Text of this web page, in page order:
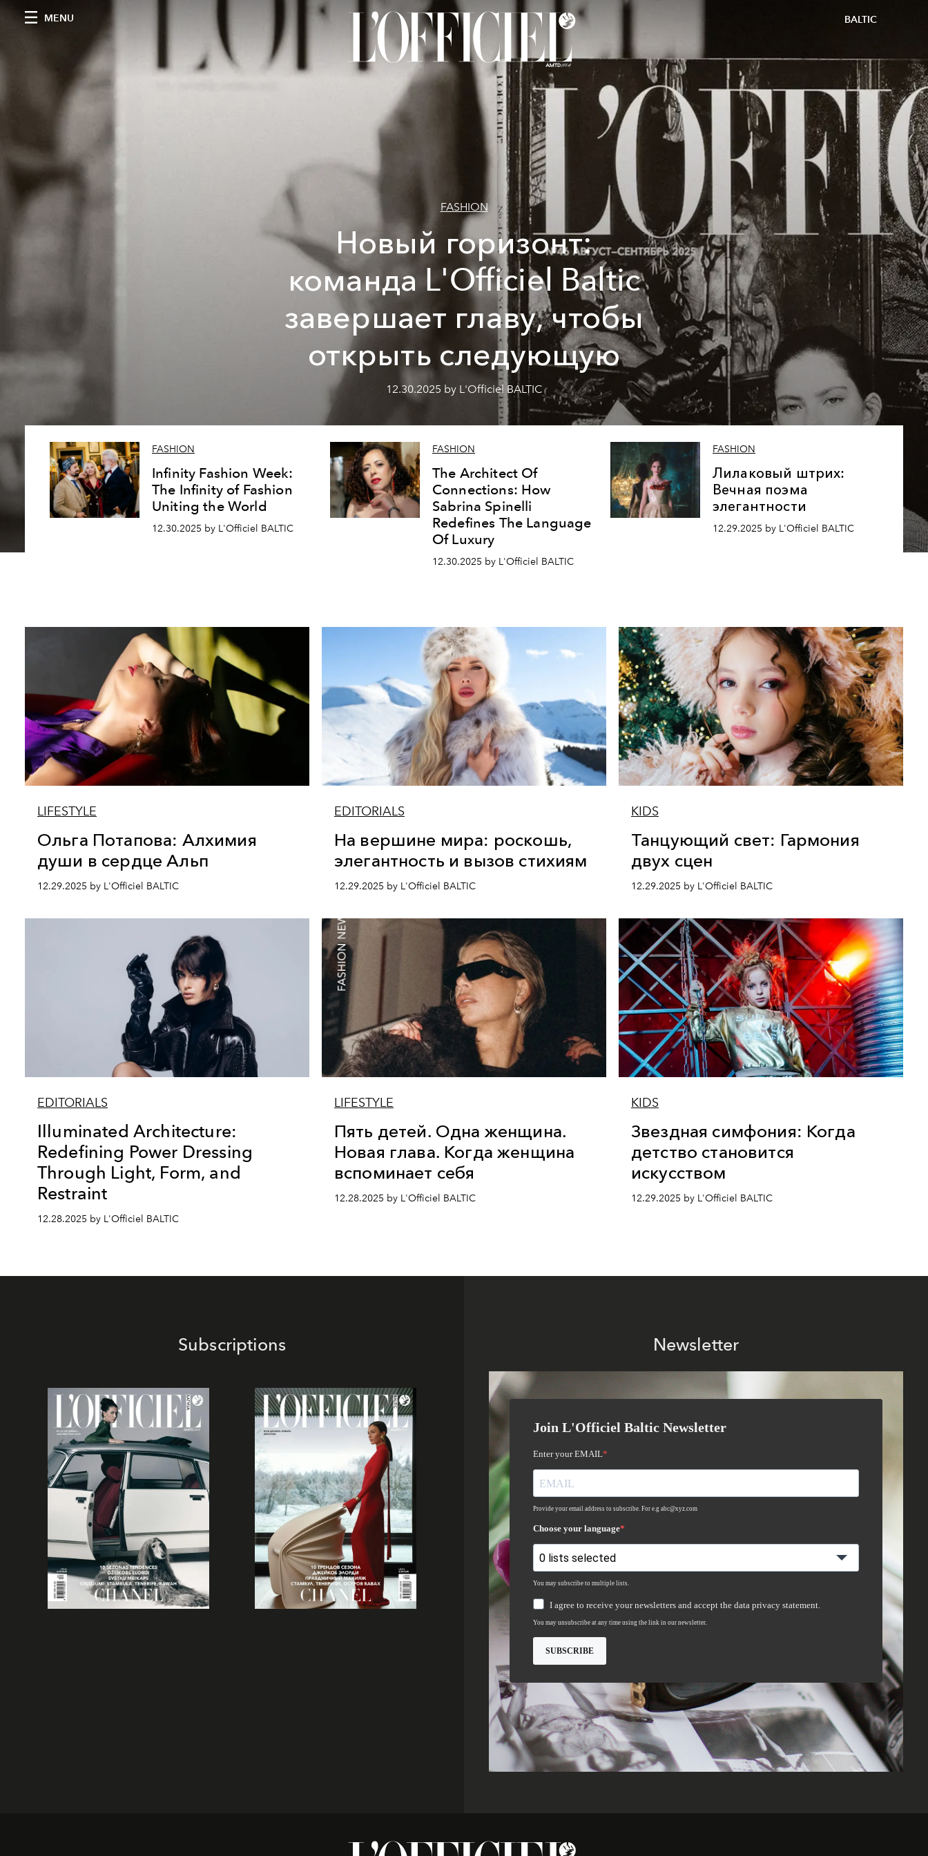
MENU BALTIC
FASHION
Новый горизонт:
команда L'Officiel Baltic
завершает главу, чтобы
открыть следующую
12.30.2025 by L'Officiel BALTIC
FASHION
Infinity Fashion Week:
The Infinity of Fashion
Uniting the World
12.30.2025 by L'Officiel BALTIC
FASHION
The Architect Of
Connections: How
Sabrina Spinelli
Redefines The Language
Of Luxury
12.30.2025 by L'Officiel BALTIC
FASHION
Лилаковый штрих:
Вечная поэма
элегантности
12.29.2025 by L'Officiel BALTIC
LIFESTYLE
Ольга Потапова: Алхимия
души в сердце Альп
12.29.2025 by L'Officiel BALTIC
EDITORIALS
На вершине мира: роскошь,
элегантность и вызов стихиям
12.29.2025 by L'Officiel BALTIC
KIDS
Танцующий свет: Гармония
двух сцен
12.29.2025 by L'Officiel BALTIC
EDITORIALS
Illuminated Architecture:
Redefining Power Dressing
Through Light, Form, and
Restraint
12.28.2025 by L'Officiel BALTIC
LIFESTYLE
Пять детей. Одна женщина.
Новая глава. Когда женщина
вспоминает себя
12.28.2025 by L'Officiel BALTIC
KIDS
Звездная симфония: Когда
детство становится
искусством
12.29.2025 by L'Officiel BALTIC
Subscriptions Newsletter